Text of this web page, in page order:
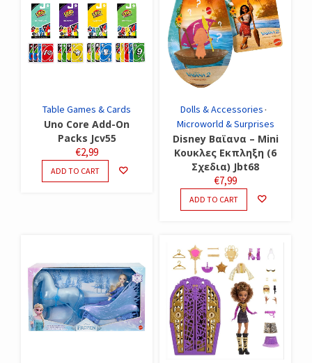
Table Games & Cards
Uno Core Add-On
Packs Jcv55
€2,99
ADD TO CART
Dolls & Accessories
Microworld & Surprises
Disney Βαϊανα – Mini
Κουκλες Εκπληξη (6
Σχεδια) Jbt68
€7,99
ADD TO CART